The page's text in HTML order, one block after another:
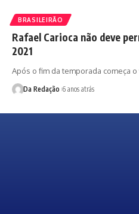
BRASILEIRÃO
Rafael Carioca não deve
2021
Após o fim da temporada começa
Da Redação 6 anos atrás